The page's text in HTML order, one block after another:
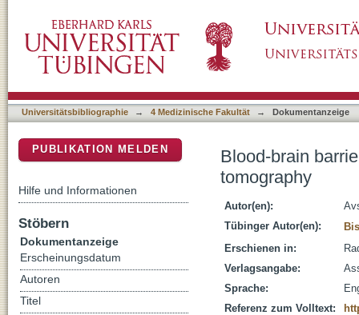
Universitätsbibliographie → 4 Medizinische Fakultät → Dokumentanzeige
Blood-brain
tomography
Autor(en):
Tübinger Autor(en):
Erschienen in:
Verlagsangabe:
Sprache:
Referenz zum Volltext:
PUBLIKATION MELDEN
Hilfe und Informationen
Stöbern
Dokumentanzeige
Erscheinungsdatum
Autoren
Titel